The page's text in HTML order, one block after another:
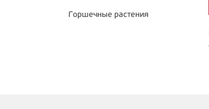
Горшечные растения